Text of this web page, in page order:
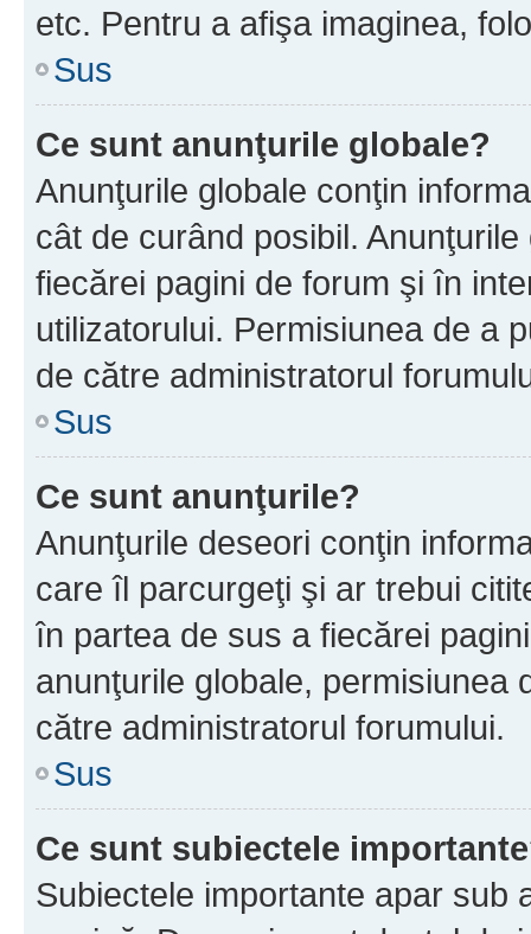
etc. Pentru a afişa imaginea,
Sus
Ce sunt anunţurile globale?
Anunţurile globale conţin
cât de curând posibil.
fiecărei pagini de forum şi în
utilizatorului. Permisiunea de a
de către administratorul
Sus
Ce sunt anunţurile?
Anunţurile deseori conţin
care îl parcurgeţi şi ar trebui
în partea de sus a fiecărei
anunţurile globale, permisiunea
către administratorul forumului.
Sus
Ce sunt subiectele
Subiectele importante apar sub